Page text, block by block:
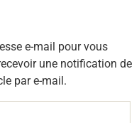
e-mail pour vous
une notification de
par e-mail.